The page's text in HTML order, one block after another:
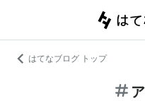
はてなブログ トップ